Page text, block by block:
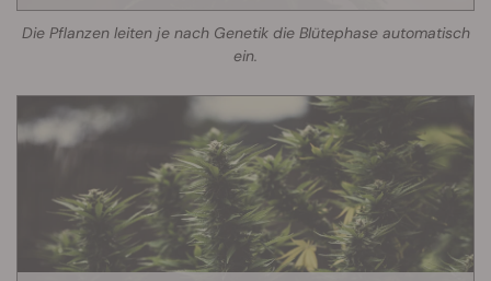
Die Pflanzen leiten je nach Genetik die Blütephase automatisch
ein.